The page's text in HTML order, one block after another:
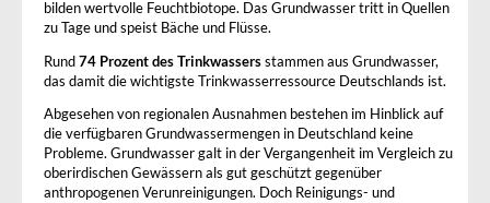
bilden wertvolle Feuchtbiotope. Das Grundwasser tritt in Quellen
zu Tage und speist Bäche und Flüsse.
Rund 74 Prozent des Trinkwassers stammen aus Grundwasser,
das damit die wichtigste Trinkwasserressource Deutschlands ist.
Abgesehen von regionalen Ausnahmen bestehen im Hinblick auf
die verfügbaren Grundwassermengen in Deutschland keine
Probleme. Grundwasser galt in der Vergangenheit im Vergleich zu
oberirdischen Gewässern als gut geschützt gegenüber
anthropogenen Verunreinigungen. Doch Reinigungs- und